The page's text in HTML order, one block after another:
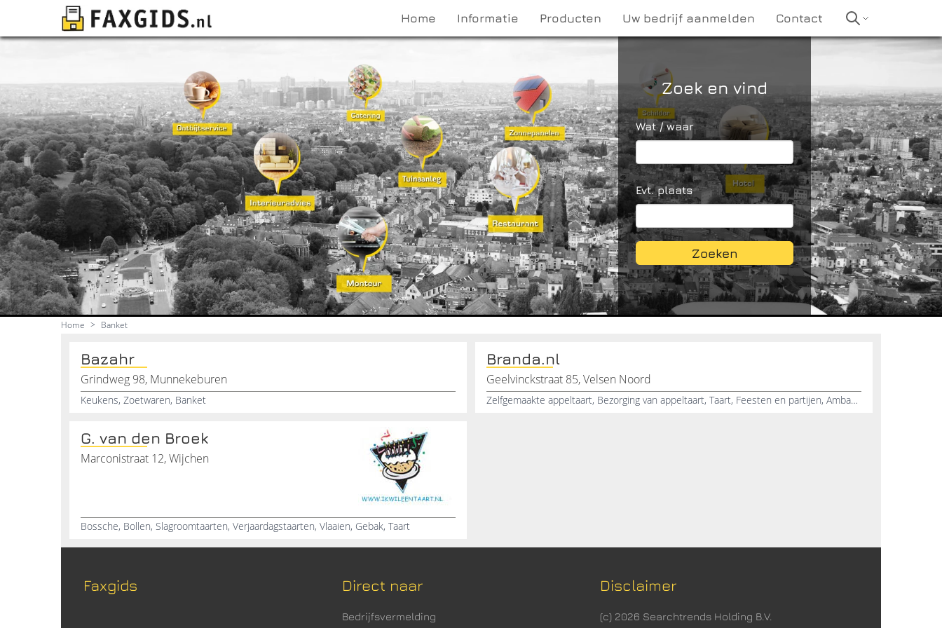
Home Informatie Producten Uw bedrijf aanmelden Contact
Zoek en vind
Wat / waar
Evt. plaats
Zoeken
Home > Banket
Bazahr
Grindweg 98, Munnekeburen
Keukens, Zoetwaren, Banket
Branda.nl
Geelvinckstraat 85, Velsen Noord
Zelfgemaakte appeltaart, Bezorging van appeltaart, Taart, Feesten en partijen, Ambachtelijk appeltaart, Banket, Catering, Lunch service, Diverse broodjes, Diverse zoetwaren
G. van den Broek
Marconistraat 12, Wijchen
Bossche, Bollen, Slagroomtaarten, Verjaardagstaarten, Vlaaien, Gebak, Taart
Faxgids Direct naar
Bedrijfsvermelding
Disclaimer
(c) 2026 Searchtrends Holding B.V.